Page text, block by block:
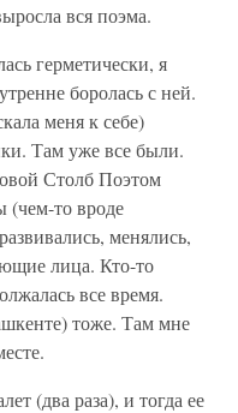
вся поэма.
герметически, я
боролась с ней.
меня к себе)
Там уже все были.
Столб Поэтом
(чем-то вроде
менялись,
лица. Кто-то
все время.
тоже. Там мне
(два раза), и тогда ее